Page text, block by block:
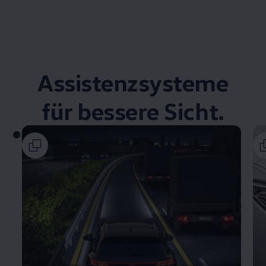
Assistenzsysteme
für bessere Sicht.